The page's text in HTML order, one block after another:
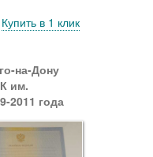
Купить в 1 клик
на-Дону
им.
2011 года